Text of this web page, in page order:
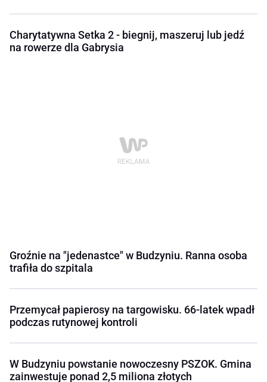
Charytatywna Setka 2 - biegnij, maszeruj lub jedź
na rowerze dla Gabrysia
Groźnie na "jedenastce" w Budzyniu. Ranna osoba
trafiła do szpitala
Przemycał papierosy na targowisku. 66-latek wpadł
podczas rutynowej kontroli
W Budzyniu powstanie nowoczesny PSZOK. Gmina
zainwestuje ponad 2,5 miliona złotych